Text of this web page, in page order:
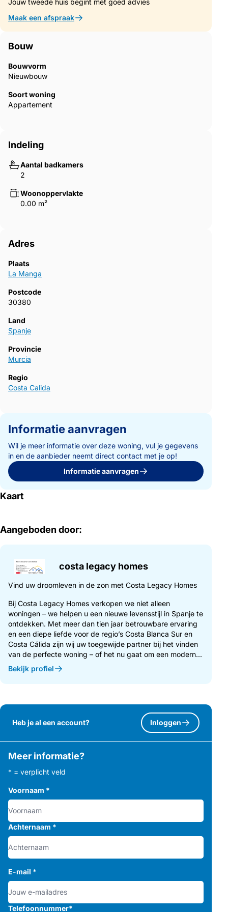
the Costa Calida and is a popular holiday destination for
tourists. The narrow land strip separating the warm lagoon and
the colder sea has a unique microclimate. It`s one of the most
exotic areas in Spain.Corvera airport is about 1 hour drive away
and Alicante airport about 2 hours away.723~
Jouw tweede huis begint met goed advies
Maak een afspraak
Bouw
Bouwvorm
Nieuwbouw
Soort woning
Appartement
Indeling
Aantal badkamers
2
Woonoppervlakte
0.00 m²
Adres
Plaats
La Manga
Postcode
30380
Land
Spanje
Provincie
Murcia
Regio
Costa Calida
Informatie aanvragen
Wil je meer informatie over deze woning, vul je gegevens
in en de aanbieder neemt direct contact met je op!
Informatie aanvragen
Kaart
Aangeboden door:
costa legacy homes
Vind uw droomleven in de zon met Costa Legacy Homes
Bij Costa Legacy Homes verkopen we niet alleen
woningen – we helpen u een nieuwe levensstijl in Spanje te
ontdekken. Met meer dan tien jaar betrouwbare ervaring
en een diepe liefde voor de regio’s Costa Blanca Sur en
Costa Cálida zijn wij uw toegewijde partner bij het vinden
van de perfecte woning – of het nu gaat om een modern...
Bekijk profiel
Heb je al een account? Inloggen
Meer informatie?
* = verplicht veld
Voornaam *
Achternaam *
E-mail *
Telefoonnummer*